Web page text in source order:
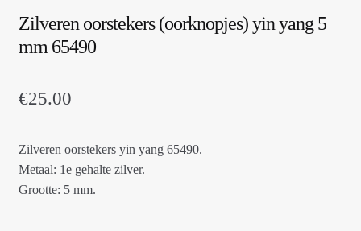
Zilveren oorstekers (oorknopjes) yin yang 5
mm 65490
€25.00
Zilveren oorstekers yin yang 65490.
Metaal: 1e gehalte zilver.
Grootte: 5 mm.